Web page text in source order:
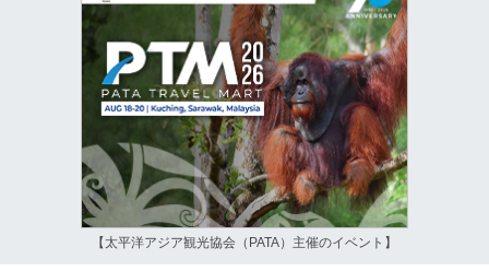
【太平洋アジア観光協会（PATA）主催のイベント】